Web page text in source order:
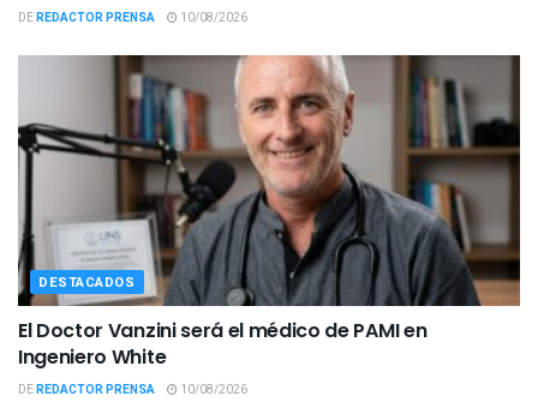
DEREDACTOR PRENSA 10/08/2026
DESTACADOS
El Doctor Vanzini será el médico de PAMI en
Ingeniero White
DEREDACTOR PRENSA 10/08/2026